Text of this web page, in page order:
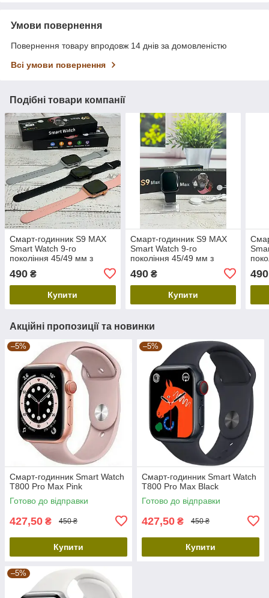
Умови повернення
Повернення товару впродовж 14 днів за домовленістю
Всі умови повернення
Подібні товари компанії
Смарт-годинник S9 MAX
Smart Watch 9-го
покоління 45/49 мм з
прогнозом погоди та
калькулятором, Pink
490 ₴
Купити
Смарт-годинник S9 MAX
Smart Watch 9-го
покоління 45/49 мм з
прогнозом погоди та
калькулятором, Black
490₴
Купити
490
Акційні пропозиції та новинки
–5%
Смарт-годинник Smart Watch
T800 Pro Max Pink
Готово до відправки
427,50 ₴ 450 ₴
Купити
–5%
Смарт-годинник Smart Watch
T800 Pro Max Black
Готово до відправки
427,50 ₴ 450 ₴
Купити
–5%